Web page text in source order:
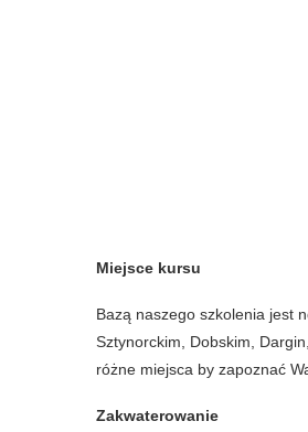
Miejsce kursu
Bazą naszego szkolenia jest
Sztynorckim, Dobskim,
różne miejsca by zapoznać
Zakwaterowanie